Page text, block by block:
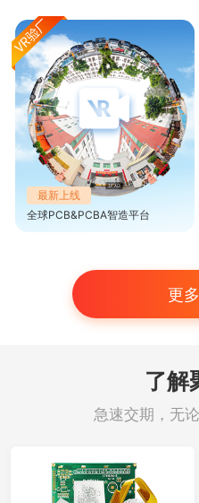
最新上线
全球PCB&PCBA智造平台
更
了解
急速交期，无